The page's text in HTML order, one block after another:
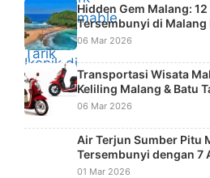
Hidden Gem Malang:
Tersembunyi di Malang
Diketahui Wisatawan
06 Mar 2026
Transportasi Wisata
Keliling Malang & Batu
06 Mar 2026
Air Terjun Sumber Pitu
Tersembunyi dengan 7
Bertingkat
01 Mar 2026